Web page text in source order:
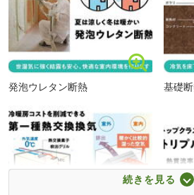
ザ・ビッグエクスプレス白石中央店まで
発泡ウレタン断熱 基礎
続きを見る